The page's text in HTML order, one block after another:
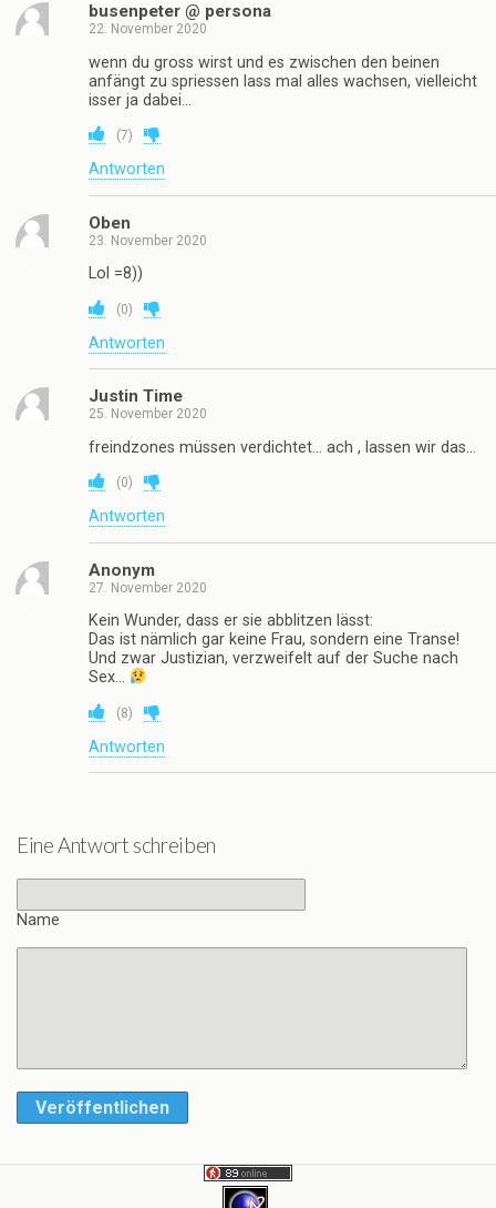
busenpeter @ persona
22. November 2020
wenn du gross wirst und es zwischen den beinen
anfängt zu spriessen lass mal alles wachsen, vielleicht
isser ja dabei…
(7)
Antworten
Oben
23. November 2020
Lol =8))
(0)
Antworten
Justin Time
25. November 2020
freindzones müssen verdichtet… ach , lassen wir das…
(0)
Antworten
Anonym
27. November 2020
Kein Wunder, dass er sie abblitzen lässt:
Das ist nämlich gar keine Frau, sondern eine Transe!
Und zwar Justizian, verzweifelt auf der Suche nach
Sex…
(8)
Antworten
Eine Antwort schreiben
Name
Veröffentlichen